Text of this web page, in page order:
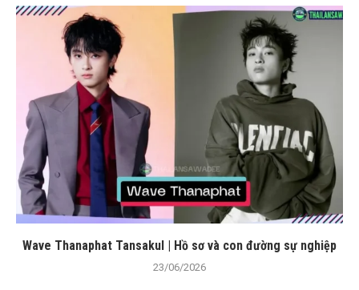
Wave Thanaphat Tansakul | Hồ sơ và con đường sự nghiệp
23/06/2026